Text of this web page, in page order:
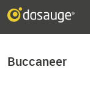
Buccaneer